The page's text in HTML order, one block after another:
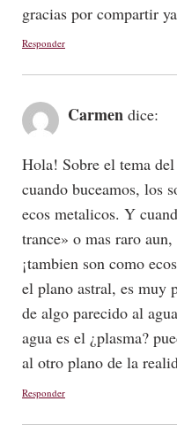
gracias por compartir
Responder
Carmen dice:
Hola! Sobre el tema
cuando buceamos, los
ecos metalicos. Y
trance» o mas raro
¡tambien son como
el plano astral, es muy
de algo parecido al
agua es el ¿plasma?
al otro plano de la
Responder